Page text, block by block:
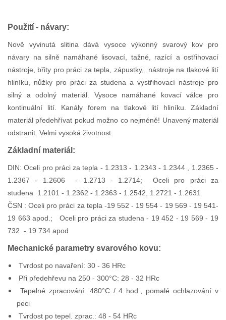
Použití - návary:
Nově vyvinutá slitina dává vysoce výkonný svarový kov pro
návary na silně namáhané lisovací, tažné, razící a ostřihovací
nástroje, břity pro práci za tepla, zápustky, nástroje na tlakové lití
hliníku, nůžky pro práci za studena a vystřihovací nástroje pro
silný a odolný materiál. Vysoce namáhané kovací válce pro
kontinuální lití. Kanály forem na tlakové lití hliníku. Základní
materiál předehřívat pokud možno co nejméně! Unavený materiál
odstranit. Velmi vysoká životnost.
Základní materiál:
DIN: Oceli pro práci za tepla - 1.2313 - 1.2343 - 1.2344 , 1.2365 -
1.2367 - 1.2606 - 1.2713 - 1.2714; Oceli pro práci za
studena 1.2101 - 1.2362 - 1.2363 - 1.2542, 1.2721 - 1.2631
ČSN : Oceli pro práci za tepla -19 552 - 19 554 - 19 569 - 19 541-
19 663 apod.; Oceli pro práci za studena - 19 452 - 19 569 - 19
732 - 19 734 apod
Mechanické parametry svarového kovu:
Tvrdost po navaření: 30 - 36 HRc
Při předehřevu na 250 - 300°C: 28 - 32 HRc
Tepelné zpracování: 480°C / 4 hod., pomalé ochlazování v
peci
Tvrdost po tepel. zprac.: 48 - 54 HRc